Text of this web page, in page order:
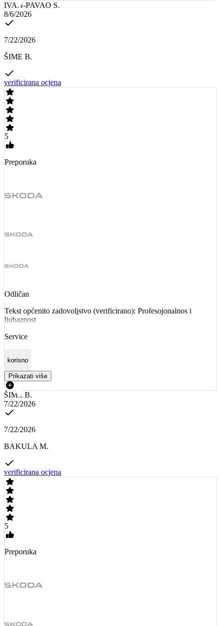
IVAN-PAVAO S.
8/6/2026
7/22/2026
ŠIME B.
verificirana ocjena
5
Preporuka
Odličan
Tekst općenito zadovoljstvo (verificirano): Profesojonalnos i
ljubaznost
Service
korisno
Prikazati više
ŠIME B.
7/22/2026
7/22/2026
BAKULA M.
verificirana ocjena
5
Preporuka